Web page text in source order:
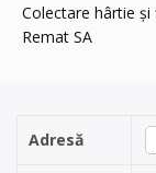
Colectare hârtie
Remat SA
Adresă